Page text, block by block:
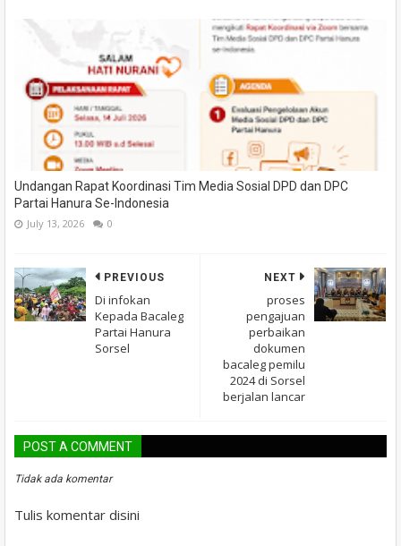
Undangan Rapat Koordinasi Tim Media Sosial DPD dan DPC
Partai Hanura Se-Indonesia
July 13, 2026 0
NEXT
proses
pengajuan
perbaikan
dokumen
bacaleg pemilu
2024 di Sorsel
berjalan lancar
PREVIOUS
Di infokan
Kepada Bacaleg
Partai Hanura
Sorsel
POST A COMMENT
Tidak ada komentar
Tulis komentar disini